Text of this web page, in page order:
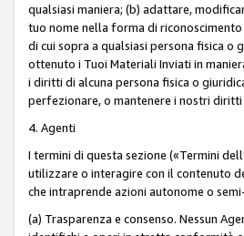
qualsiasi maniera; (b) adattare,
tuo nome nella forma di
di cui sopra a qualsiasi persona fisica o
ottenuto i Tuoi Materiali Inviati in
i diritti di alcuna persona fisica o
perfezionare, o mantenere i nostri
4. Agenti
I termini di questa sezione («Termini
utilizzare o interagire con il contenuto
che intraprende azioni autonome o
(a) Trasparenza e consenso. Nessun